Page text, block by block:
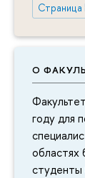
Страница
О
году для
областях
студенты